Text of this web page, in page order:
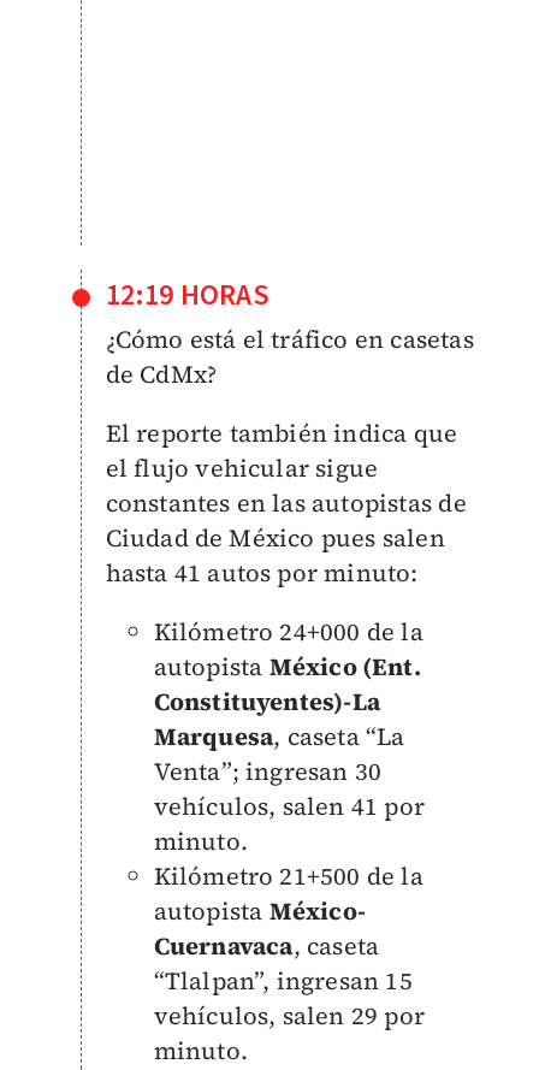
12:19 HORAS
¿Cómo está el tráfico en casetas
de CdMx?
El reporte también indica que
el flujo vehicular sigue
constantes en las autopistas de
Ciudad de México pues salen
hasta 41 autos por minuto:
Kilómetro 24+000 de la
autopista México (Ent.
Constituyentes)-La
Marquesa, caseta “La
Venta”; ingresan 30
vehículos, salen 41 por
minuto.
Kilómetro 21+500 de la
autopista México-
Cuernavaca, caseta
“Tlalpan”, ingresan 15
vehículos, salen 29 por
minuto.